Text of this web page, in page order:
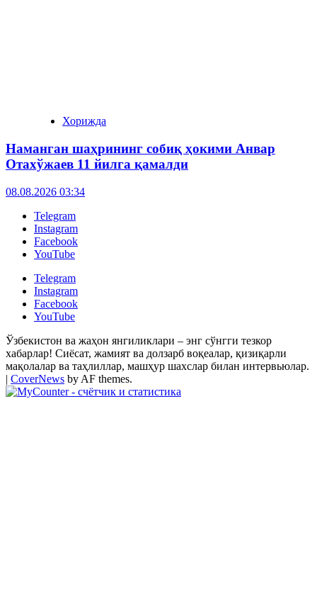
Хорижда
Наманган шаҳрининг собиқ ҳокими Анвар
Отахўжаев 11 йилга қамалди
08.08.2026 03:34
Telegram
Instagram
Facebook
YouTube
Telegram
Instagram
Facebook
YouTube
Ўзбекистон ва жаҳон янгиликлари – энг сўнгги тезкор
хабарлар! Сиёсат, жамият ва долзарб воқеалар, қизиқарли
мақолалар ва таҳлиллар, машҳур шахслар билан интервьюлар.
| CoverNews by AF themes.